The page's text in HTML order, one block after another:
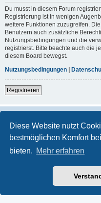
Diese Website nutzt
bestmöglichen Komfort
bieten. Mehr erfahren
Du musst in diesem Forum
Registrierung ist in wenigen
weitere Funktionen zuzugreifen.
Benutzern auch zusätzliche
Nutzungsbedingungen und die
registrierst. Bitte beachte auch die
diesem Board bewegst.
Nutzungsbedingungen
Registrieren
Deutsche
Datenschutz